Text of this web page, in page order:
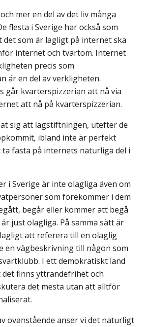
mer en del av det liv många
flesta i Sverige har också som
som är lagligt på internet ska
internet och tvärtom. Internet
precis som
är en del av verkligheten.
går kvarterspizzerian att nå via
att nå på kvarterspizzerian.
sig att lagstiftningen, utefter de
ibland inte är perfekt
fasta på internets naturliga del i
i Sverige är inte olagliga även om
som förekommer i dem
begår eller kommer att begå
just olagliga. På samma sätt är
att referera till en olaglig
en vägbeskrivning till någon som
I ett demokratiskt land
finns yttrandefrihet och
det mesta utan att alltför
ovanstående anser vi det naturligt